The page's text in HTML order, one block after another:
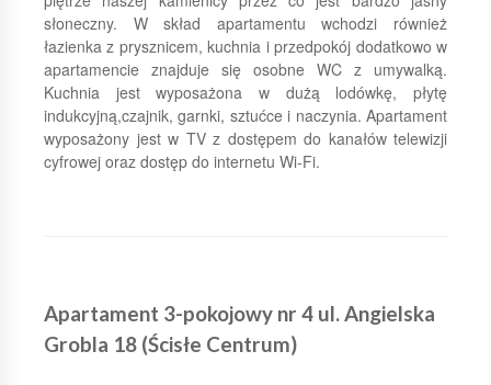
słoneczny. W skład apartamentu wchodzi również
łazienka z prysznicem, kuchnia i przedpokój dodatkowo w
apartamencie znajduje się osobne WC z umywalką.
Kuchnia jest wyposażona w dużą lodówkę, płytę
indukcyjną,czajnik, garnki, sztućce i naczynia. Apartament
wyposażony jest w TV z dostępem do kanałów telewizji
cyfrowej oraz dostęp do internetu Wi-Fi.
Apartament 3-pokojowy nr 4 ul. Angielska
Grobla 18 (Ścisłe Centrum)